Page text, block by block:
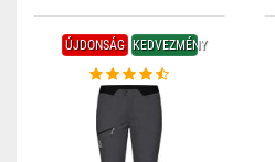
ÚJDONSÁG KEDVEZMÉNY